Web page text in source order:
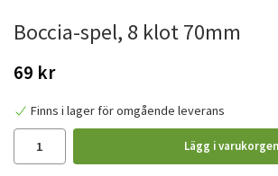
Boccia-spel, 8 klot 70mm
69 kr
Finns i lager för omgående leverans
Lägg i varukorgen